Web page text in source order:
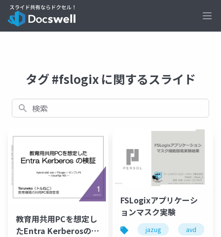
タグ #fslogix に関するスライド
検索
教育用共用PCを想定し
たEntra Kerberosの検
FSLogixアプリケーシ
ョンマスク実験
jazug avd